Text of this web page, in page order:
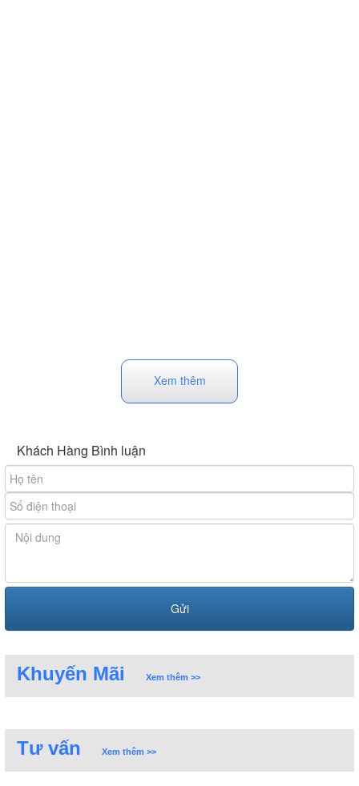
Xem thêm
Khách Hàng Bình luận
Khuyến Mãi Xem thêm >>
Tư vấn Xem thêm >>